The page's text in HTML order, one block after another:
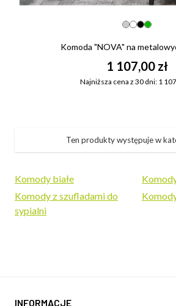
Komoda "NOVA" na
1 107,00 zł
Najniższa cena z 30 dni: 1
Ten produkty występuje w
Komody białe
Komody z szufladami do
sypialni
INFORMACJE